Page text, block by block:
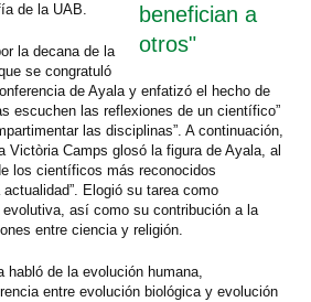
benefician a
otros"
de la UAB.
la decana de la
se congratuló
de Ayala y enfatizó el hecho de
escuchen las reflexiones de un científico”
las disciplinas”. A continuación,
Victòria Camps glosó la figura de Ayala, al
los científicos más reconocidos
Elogió su tarea como
así como su contribución a la
entre ciencia y religión.
habló de la evolución humana,
entre evolución biológica y evolución